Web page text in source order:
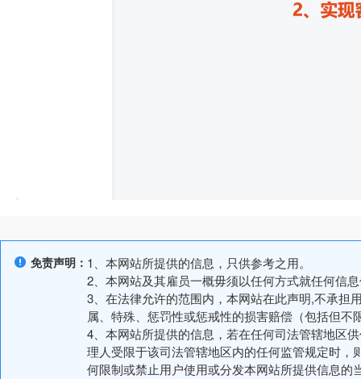
免责声明： 1、本网站所提供的信息，只供参考之用。
2、本网站及其雇员一概毋须以任何方式就任何信
3、在法律允许的范围内，本网站在此声明,不承担
属、特殊、惩罚性或惩戒性的损害赔偿（包括但
4、本网站所提供的信息，若在任何司法管辖地区
理人受限于该司法管辖地区内的任何监管规定时
何限制或禁止用户使用或分发本网站所提供信息的